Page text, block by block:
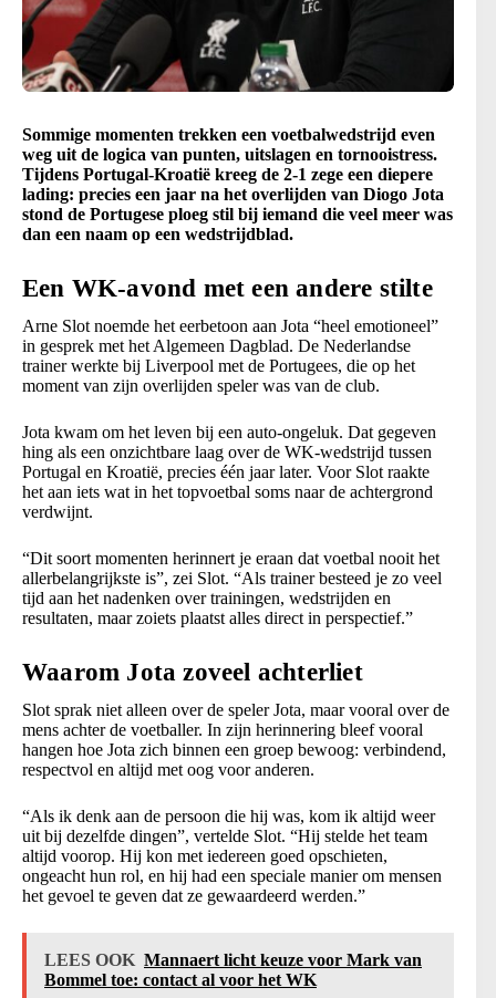
Sommige momenten trekken een voetbalwedstrijd even
weg uit de logica van punten, uitslagen en tornooistress.
Tijdens Portugal-Kroatië kreeg de 2-1 zege een diepere
lading: precies een jaar na het overlijden van Diogo Jota
stond de Portugese ploeg stil bij iemand die veel meer was
dan een naam op een wedstrijdblad.
Een WK-avond met een andere stilte
Arne Slot noemde het eerbetoon aan Jota “heel emotioneel”
in gesprek met het Algemeen Dagblad. De Nederlandse
trainer werkte bij Liverpool met de Portugees, die op het
moment van zijn overlijden speler was van de club.
Jota kwam om het leven bij een auto-ongeluk. Dat gegeven
hing als een onzichtbare laag over de WK-wedstrijd tussen
Portugal en Kroatië, precies één jaar later. Voor Slot raakte
het aan iets wat in het topvoetbal soms naar de achtergrond
verdwijnt.
“Dit soort momenten herinnert je eraan dat voetbal nooit het
allerbelangrijkste is”, zei Slot. “Als trainer besteed je zo veel
tijd aan het nadenken over trainingen, wedstrijden en
resultaten, maar zoiets plaatst alles direct in perspectief.”
Waarom Jota zoveel achterliet
Slot sprak niet alleen over de speler Jota, maar vooral over de
mens achter de voetballer. In zijn herinnering bleef vooral
hangen hoe Jota zich binnen een groep bewoog: verbindend,
respectvol en altijd met oog voor anderen.
“Als ik denk aan de persoon die hij was, kom ik altijd weer
uit bij dezelfde dingen”, vertelde Slot. “Hij stelde het team
altijd voorop. Hij kon met iedereen goed opschieten,
ongeacht hun rol, en hij had een speciale manier om mensen
het gevoel te geven dat ze gewaardeerd werden.”
LEES OOK Mannaert licht keuze voor Mark van
Bommel toe: contact al voor het WK